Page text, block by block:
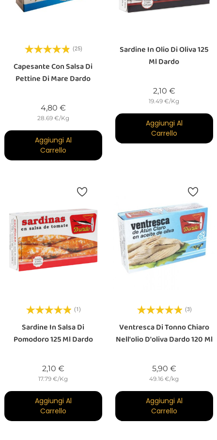
(25)
Capesante Con Salsa Di
Pettine Di Mare Dardo
4,80 €Prezzo
28.69 €/Kg
Aggiungi Al
Carrello
Sardine In Olio Di Oliva 125
Ml Dardo
2,10 €Prezzo
19.49 €/Kg
Aggiungi Al
Carrello
(1)
Sardine In Salsa Di
Pomodoro 125 Ml Dardo
2,10 €Prezzo
17.79 €/Kg
Aggiungi Al
Carrello
(3)
Ventresca Di Tonno Chiaro
Nell'olio D'oliva Dardo 120 Ml
5,90 €Prezzo
49.16 €/kg
Aggiungi Al
Carrello